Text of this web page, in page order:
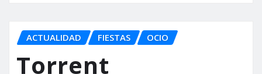
ACTUALIDAD FIESTAS OCIO
Torrent